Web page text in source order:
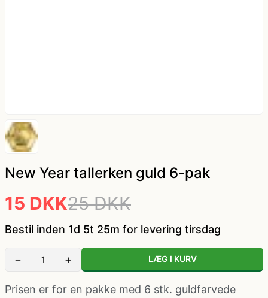
Græsk gud kostume
Hatte og masker
Hawaii skjorte og kostumer
Vinter
New Year tallerken guld 6-pak
15 DKK25 DKK
Bestil inden 1d 5t 25m for levering tirsdag
− + LÆG I KURV
Prisen er for en pakke med 6 stk. guldfarvede